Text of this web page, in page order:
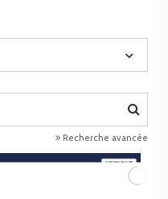
Recherche avancée